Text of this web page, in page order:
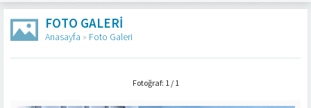
FOTO GALERI
Anasayfa » Foto Galeri
Fotoğraf: 1 / 1